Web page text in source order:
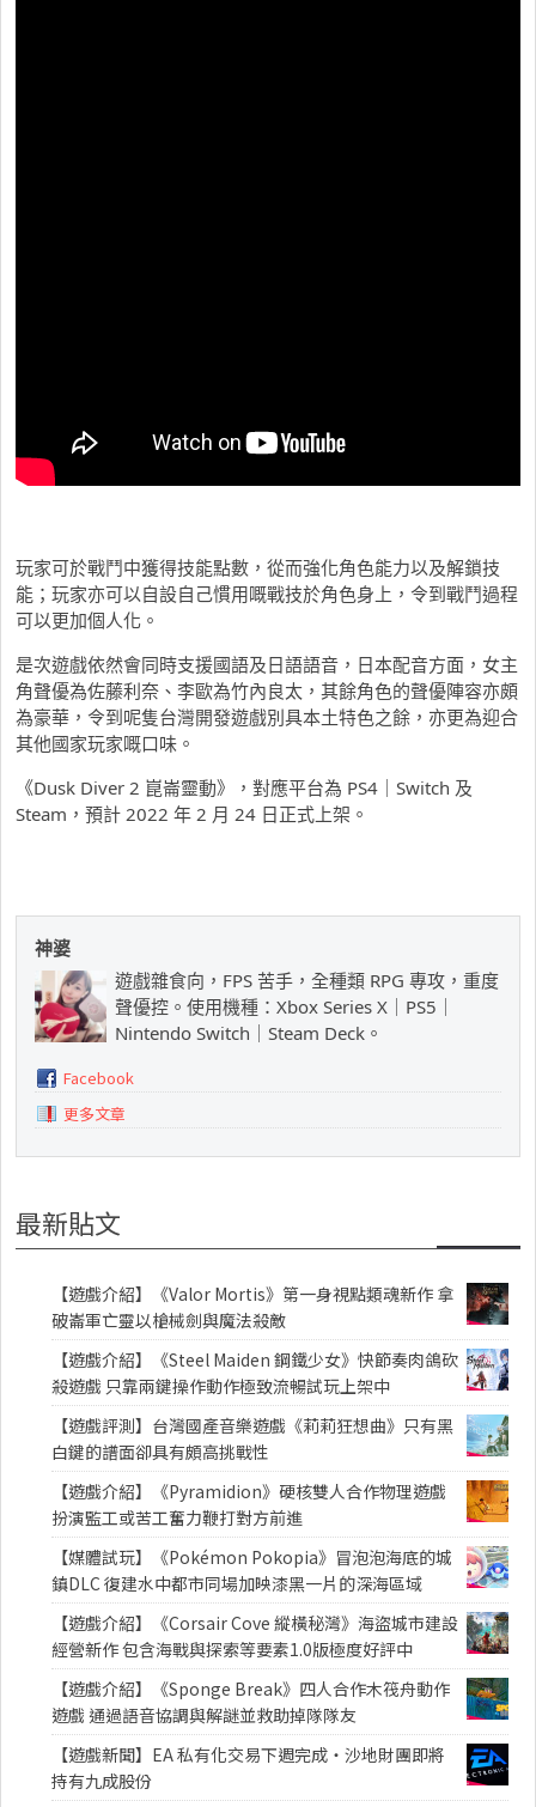
玩家可於戰鬥中獲得技能點數，從而強化角色能力以及解鎖技
能；玩家亦可以自設自己慣用嘅戰技於角色身上，令到戰鬥過程
可以更加個人化。
是次遊戲依然會同時支援國語及日語語音，日本配音方面，女主
角聲優為佐藤利奈、李歐為竹內良太，其餘角色的聲優陣容亦頗
為豪華，令到呢隻台灣開發遊戲別具本土特色之餘，亦更為迎合
其他國家玩家嘅口味。
《Dusk Diver 2 崑崙靈動》，對應平台為 PS4｜Switch 及
Steam，預計 2022 年 2 月 24 日正式上架。
神婆
遊戲雜食向，FPS 苦手，全種類 RPG 專攻，重度
聲優控。使用機種：Xbox Series X｜PS5｜
Nintendo Switch｜Steam Deck。
Facebook
更多文章
最新貼文
【遊戲介紹】《Valor Mortis》第一身視點類魂新作 拿
破崙軍亡靈以槍械劍與魔法殺敵
【遊戲介紹】《Steel Maiden 鋼鐵少女》快節奏肉鴿砍
殺遊戲 只靠兩鍵操作動作極致流暢試玩上架中
【遊戲評測】台灣國產音樂遊戲《莉莉狂想曲》只有黑
白鍵的譜面卻具有頗高挑戰性
【遊戲介紹】《Pyramidion》硬核雙人合作物理遊戲
扮演監工或苦工奮力鞭打對方前進
【媒體試玩】《Pokémon Pokopia》冒泡泡海底的城
鎮DLC 復建水中都市同場加映漆黑一片的深海區域
【遊戲介紹】《Corsair Cove 縱橫秘灣》海盜城市建設
經營新作 包含海戰與探索等要素1.0版極度好評中
【遊戲介紹】《Sponge Break》四人合作木筏舟動作
遊戲 通過語音協調與解謎並救助掉隊隊友
【遊戲新聞】EA 私有化交易下週完成・沙地財團即將
持有九成股份